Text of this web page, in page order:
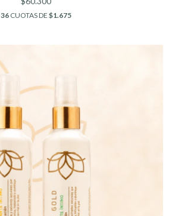
36CUOTAS DE $1.675